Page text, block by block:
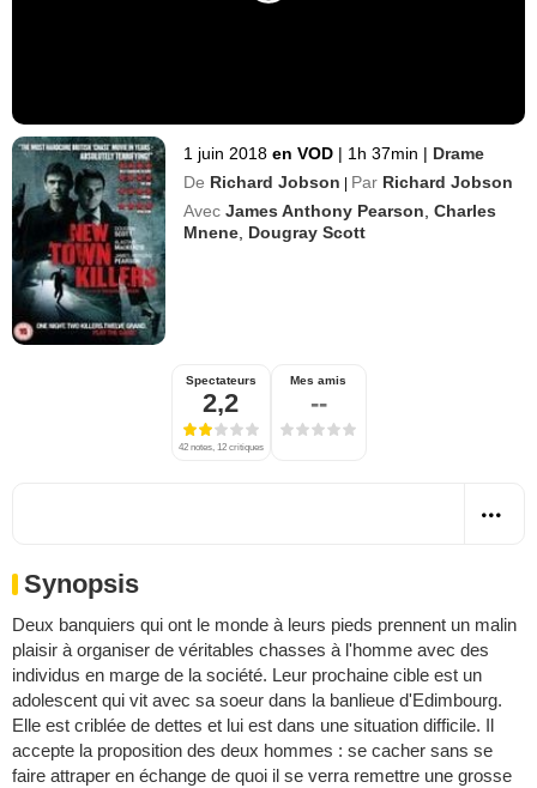
1 juin 2018 en VOD | 1h 37min | Drame
De Richard Jobson | Par Richard Jobson
Avec James Anthony Pearson ,Charles
Mnene Dougray Scott
Spectateurs
2,2
42 notes, 12 critiques
Mes amis
--
Synopsis
Deux banquiers qui ont le monde à leurs pieds prennent un malin
plaisir à organiser de véritables chasses à l'homme avec des
individus en marge de la société. Leur prochaine cible est un
adolescent qui vit avec sa soeur dans la banlieue d'Edimbourg.
Elle est criblée de dettes et lui est dans une situation difficile. Il
accepte la proposition des deux hommes : se cacher sans se
faire attraper en échange de quoi il se verra remettre une grosse